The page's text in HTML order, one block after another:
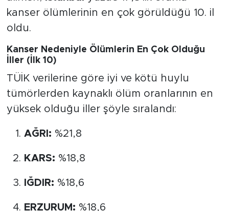
kanser ölümlerinin en çok görüldüğü 10. il
oldu.
Kanser Nedeniyle Ölümlerin En Çok Olduğu
İller (İlk 10)
TÜİK verilerine göre iyi ve kötü huylu
tümörlerden kaynaklı ölüm oranlarının en
yüksek olduğu iller şöyle sıralandı:
AĞRI: %21,8
KARS: %18,8
IĞDIR: %18,6
ERZURUM: %18,6